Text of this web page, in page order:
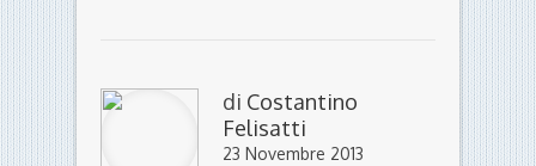
di Costantino
Felisatti
23 Novembre 2013